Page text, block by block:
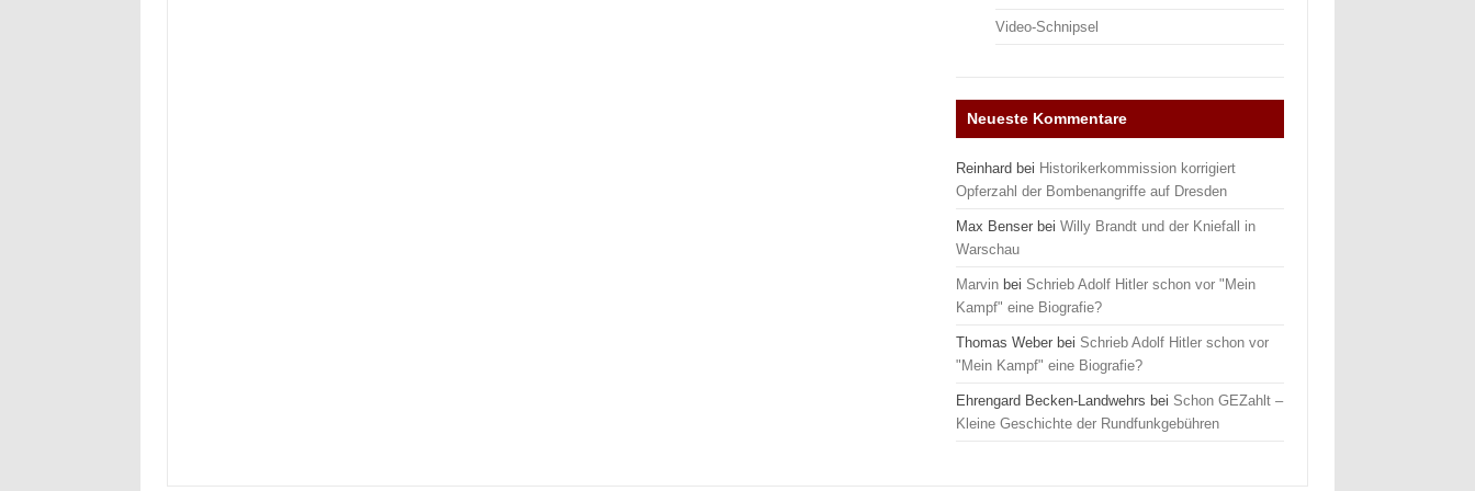
Video-Schnipsel
Neueste Kommentare
Reinhard bei Historikerkommission korrigiert
Opferzahl der Bombenangriffe auf Dresden
Max Benser beiWilly Brandt und der Kniefall in
Warschau
Marvin bei Schrieb Adolf Hitler schon vor "Mein
Kampf" eine Biografie?
Thomas Weber bei Schrieb Adolf Hitler schon vor
"Mein Kampf" eine Biografie?
Ehrengard Becken-Landwehrs bei Schon GEZahlt –
Kleine Geschichte der Rundfunkgebühren